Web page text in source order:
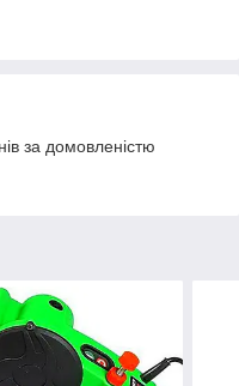
за домовленістю